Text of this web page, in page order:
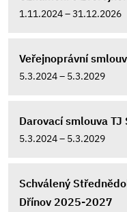
1.11.2024 – 31.12.2026
Veřejnoprávní
5.3.2024 – 5.3.2029
Darovací smlouva TJ
5.3.2024 – 5.3.2029
Schválený
Dřínov 2025-2027